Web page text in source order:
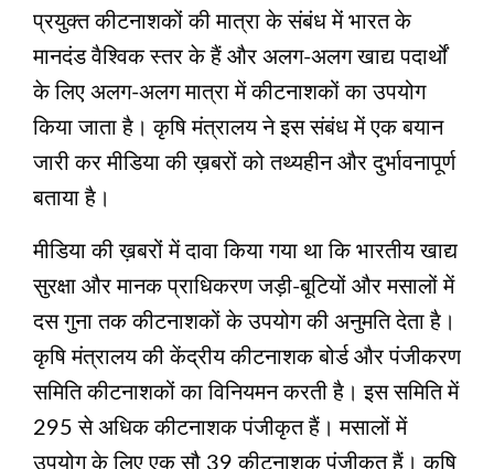
प्रयुक्त कीटनाशकों की मात्रा के संबंध में भारत के
मानदंड वैश्विक स्तर के हैं और अलग-अलग खाद्य पदार्थों
के लिए अलग-अलग मात्रा में कीटनाशकों का उपयोग
किया जाता है। कृषि मंत्रालय ने इस संबंध में एक बयान
जारी कर मीडिया की ख़बरों को तथ्यहीन और दुर्भावनापूर्ण
बताया है।
मीडिया की ख़बरों में दावा किया गया था कि भारतीय खाद्य
सुरक्षा और मानक प्राधिकरण जड़ी-बूटियों और मसालों में
दस गुना तक कीटनाशकों के उपयोग की अनुमति देता है।
कृषि मंत्रालय की केंद्रीय कीटनाशक बोर्ड और पंजीकरण
समिति कीटनाशकों का विनियमन करती है। इस समिति में
295 से अधिक कीटनाशक पंजीकृत हैं। मसालों में
उपयोग के लिए एक सौ 39 कीटनाशक पंजीकृत हैं। कृषि